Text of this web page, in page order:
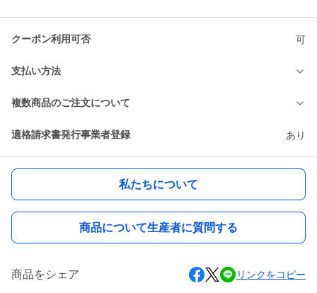
クーポン利用可否 可
支払い方法
複数商品のご注文について
適格請求書発行事業者登録 あり
私たちについて
商品について生産者に質問する
商品をシェア リンクをコピー